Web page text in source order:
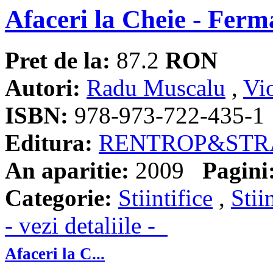
Afaceri la Cheie -
Pret de la: 87.2 RON
Autori: Radu Muscalu ,
ISBN: 978-973-722-435-1
Editura:
An aparitie: 2009
Categorie: Stiintifice ,
- vezi detaliile -
Afaceri la C...